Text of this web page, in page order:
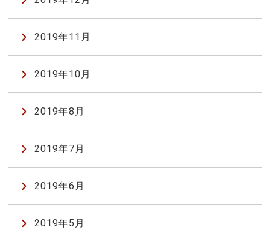
2019年11月
2019年10月
2019年8月
2019年7月
2019年6月
2019年5月